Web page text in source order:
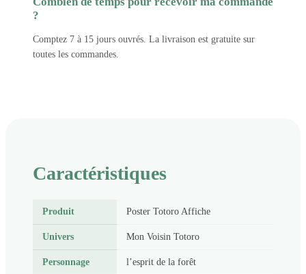
?
Comptez 7 à 15 jours ouvrés. La livraison est gratuite sur
toutes les commandes.
Caractéristiques
Produit Poster Totoro Affiche
Univers Mon Voisin Totoro
Personnage l’esprit de la forêt